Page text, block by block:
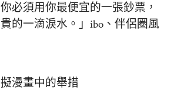
必須用你最便宜的一張鈔票，
的一滴淚水。」ibo、伴侶圈風
畫中的舉措